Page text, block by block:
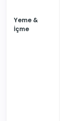
Yeme &
İçme